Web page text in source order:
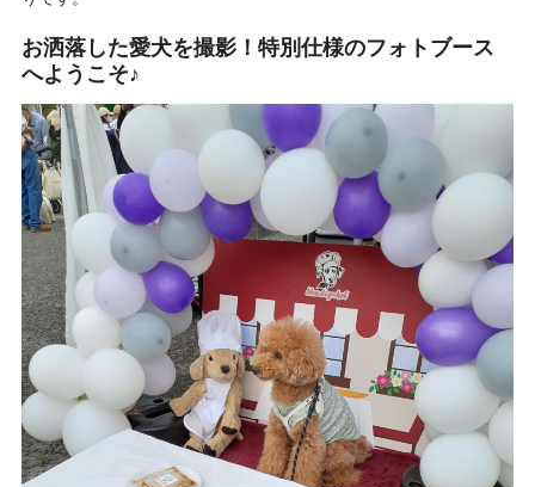
お洒落した愛犬を撮影！特別仕様のフォトブース
へようこそ♪